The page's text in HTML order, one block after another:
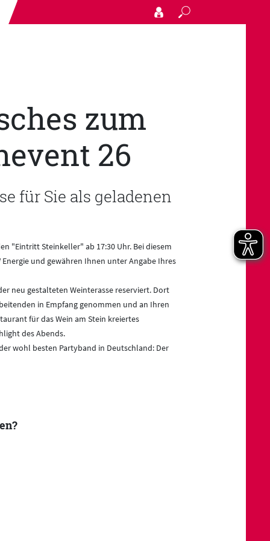
zum
26
für Sie als geladenen
"Eintritt Steinkeller" ab 17:30 Uhr. Bei diesem
und gewähren Ihnen unter Angabe Ihres
neu gestalteten Weinterasse reserviert. Dort
in Empfang genommen und an Ihren
für das Wein am Stein kreiertes
des Abends.
wohl besten Partyband in Deutschland: Der